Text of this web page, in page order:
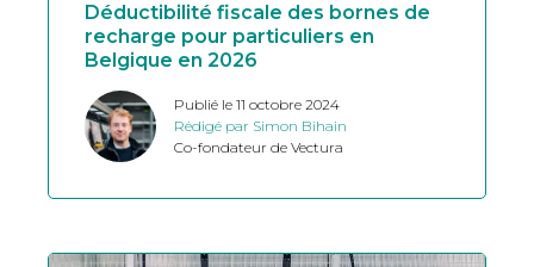
Déductibilité fiscale des bornes de
recharge pour particuliers en
Belgique en 2026
Publié le 11 octobre 2024
Rédigé par Simon Bihain
Co-fondateur de Vectura